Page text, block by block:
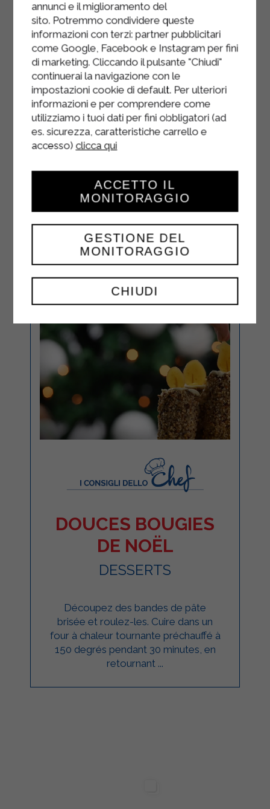
de chocolat réservés.
Préchauffez le four à 180 °C et faites
cuire le gâteau pendant 10 minutes.
Réduisez la température à 160 °C et
poursuivez la cuisson pendant 35 à
40 minutes.
Vérifiez la cuisson avec un cure-
dent : s’il ressort propre, le gâteau
est cuit. Laissez-le refroidir avant de
le démouler et parsemez-le du reste
des pépites de chocolat.
DOUCES BOUGIES
DE NOËL
DESSERTS
Découpez des bandes de pâte
brisée et roulez-les. Cuire dans un
four à chaleur tournante préchauffé à
150 degrés pendant 30 minutes, en
retournant ...
annunci e il miglioramento del
sito. Potremmo condividere queste
informazioni con terzi: partner pubblicitari
come Google, Facebook e Instagram per fini
di marketing. Cliccando il pulsante "Chiudi"
continuerai la navigazione con le
impostazioni cookie di default. Per ulteriori
informazioni e per comprendere come
utilizziamo i tuoi dati per fini obbligatori (ad
es. sicurezza, caratteristiche carrello e
accesso) clicca qui
CHIUDI
GESTIONE DEL
MONITORAGGIO
ACCETTO IL
MONITORAGGIO